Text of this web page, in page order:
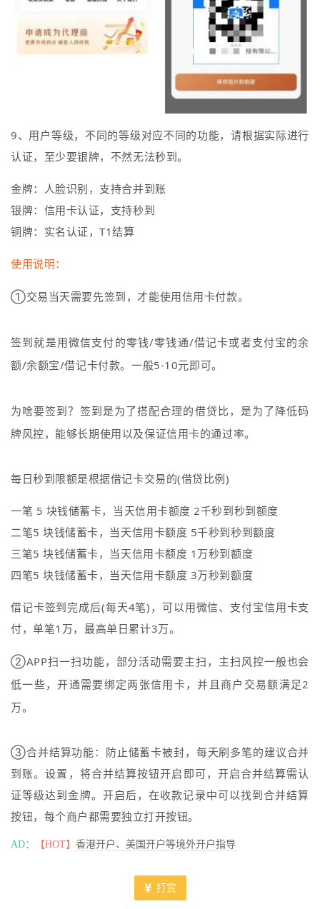
9、用户等级，不同的等级对应不同的功能，请根据实际进行
认证，至少要银牌，不然无法秒到。
金牌：人脸识别，支持合并到账
银牌：信用卡认证，支持秒到
铜牌：实名认证，T1结算
使用说明：
①交易当天需要先签到，才能使用信用卡付款。
签到就是用微信支付的零钱/零钱通/借记卡或者支付宝的余
额/余额宝/借记卡付款。一般5-10元即可。
为啥要签到？签到是为了搭配合理的借贷比，是为了降低码
牌风控，能够长期使用以及保证信用卡的通过率。
每日秒到限额是根据借记卡交易的(借贷比例)
一笔 5 块钱储蓄卡，当天信用卡额度 2千秒到秒到额度
二笔5 块钱储蓄卡，当天信用卡额度 5千秒到秒到额度
三笔5 块钱储蓄卡，当天信用卡额度 1万秒到额度
四笔5 块钱储蓄卡，当天信用卡额度 3万秒到额度
借记卡签到完成后(每天4笔)，可以用微信、支付宝信用卡支
付，单笔1万，最高单日累计3万。
②APP扫一扫功能，部分活动需要主扫，主扫风控一般也会
低一些，开通需要绑定两张信用卡，并且商户交易额满足2
万。
③合并结算功能：防止储蓄卡被封，每天刷多笔的建议合并
到账。设置，将合并结算按钮开启即可，开启合并结算需认
证等级达到金牌。 开启后，在收款记录中可以找到合并结算
按钮， 每个商户都需要独立打开按钮。
AD： 【HOT】 香港开户、美国开户等境外开户指导
打赏